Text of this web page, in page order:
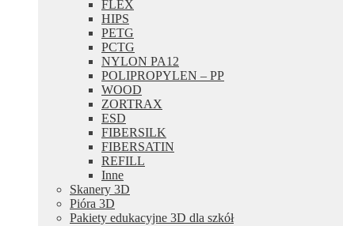
FLEX
HIPS
PETG
PCTG
NYLON PA12
POLIPROPYLEN – PP
WOOD
ZORTRAX
ESD
FIBERSILK
FIBERSATIN
REFILL
Inne
Skanery 3D
Pióra 3D
Pakiety edukacyjne 3D dla szkół